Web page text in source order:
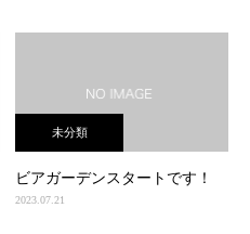
未分類
ビアガーデンスタートです！
2023.07.21